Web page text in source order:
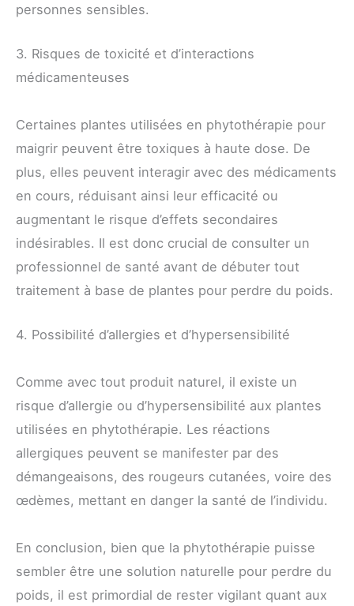
personnes sensibles.
3. Risques de toxicité et d’interactions
médicamenteuses
Certaines plantes utilisées en phytothérapie pour
maigrir peuvent être toxiques à haute dose. De
plus, elles peuvent interagir avec des médicaments
en cours, réduisant ainsi leur efficacité ou
augmentant le risque d’effets secondaires
indésirables. Il est donc crucial de consulter un
professionnel de santé avant de débuter tout
traitement à base de plantes pour perdre du poids.
4. Possibilité d’allergies et d’hypersensibilité
Comme avec tout produit naturel, il existe un
risque d’allergie ou d’hypersensibilité aux plantes
utilisées en phytothérapie. Les réactions
allergiques peuvent se manifester par des
démangeaisons, des rougeurs cutanées, voire des
œdèmes, mettant en danger la santé de l’individu.
En conclusion, bien que la phytothérapie puisse
sembler être une solution naturelle pour perdre du
poids, il est primordial de rester vigilant quant aux